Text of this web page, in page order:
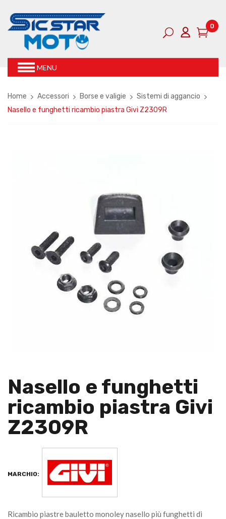
0
MENU
Home Accessori Borse e valigie
Sistemi di aggancio
Nasello e funghetti ricambio piastra Givi Z2309R
Nasello e funghetti
ricambio piastra Givi
Z2309R
MARCHIO:
Ricambio piastre bauletto monoley nasello più funghetti di